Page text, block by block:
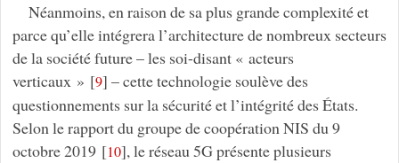
Néanmoins, en raison de sa plus grande complexité et
parce qu’elle intégrera l’architecture de nombreux secteurs
de la société future – les soi-disant « acteurs
verticaux » [9] – cette technologie soulève des
questionnements sur la sécurité et l’intégrité des États.
Selon le rapport du groupe de coopération NIS du 9
octobre 2019[10], le réseau 5G présente plusieurs